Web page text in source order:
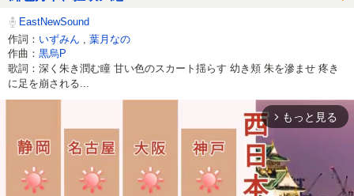
EastNewSound
作詞： いずみん
葉月なの
作曲： 黒烏P
歌詞：深く朱き潤む瞳 甘い色のスカート揺らす 幼き頬 朱を滲ませ 疼き
に足を崩される...
arrow_forward_ios もっと見る